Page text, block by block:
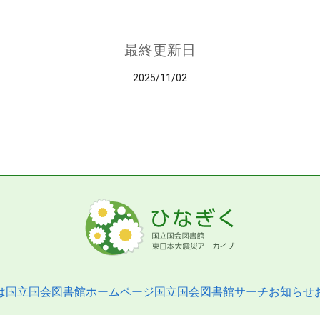
最終更新日
2025/11/02
国立国会図書館ホームページ国立国会図書館サーチお知らせ